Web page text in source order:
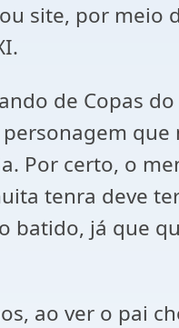
site, por
de Copas
que
Por certo, o
tenra deve
batido, já que
ao ver o pai